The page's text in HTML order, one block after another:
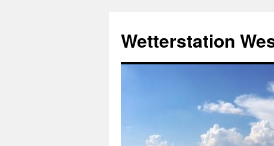
springen
Wetterstation